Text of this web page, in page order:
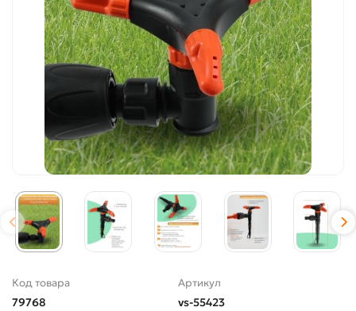
Код товара
79768
Артикул
vs-55423